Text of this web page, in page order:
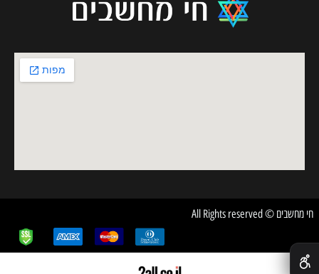
חי מחשבים © All Rights reserved